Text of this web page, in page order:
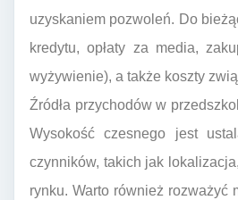
uzyskaniem pozwoleń. Do
kredytu, opłaty za media,
wyżywienie), a także koszty
Źródła przychodów w
Wysokość czesnego jest
czynników, takich jak
rynku. Warto również rozważyć